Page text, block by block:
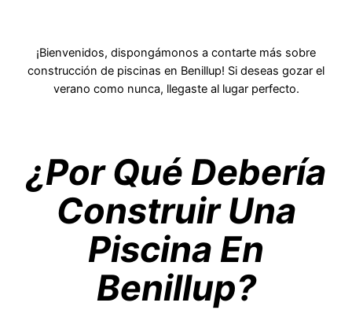
¡Bienvenidos, dispongámonos a contarte más sobre
construcción de piscinas en Benillup! Si deseas gozar el
verano como nunca, llegaste al lugar perfecto.
¿Por Qué Debería
Construir Una
Piscina En
Benillup?